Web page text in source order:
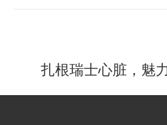
扎根瑞士心脏，魅